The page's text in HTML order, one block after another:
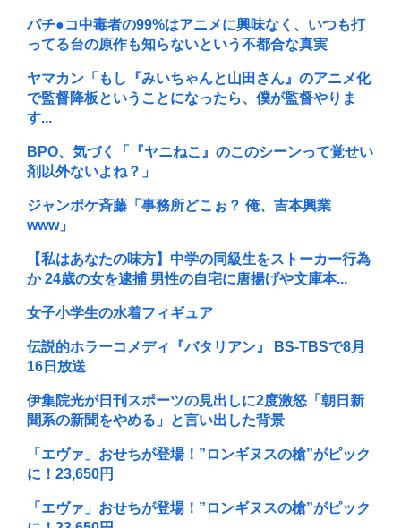
パチ●コ中毒者の99%はアニメに興味なく、いつも打
ってる台の原作も知らないという不都合な真実
ヤマカン「もし『みいちゃんと山田さん』のアニメ化
で監督降板ということになったら、僕が監督やりま
す...
BPO、気づく「『ヤニねこ』のこのシーンって覚せい
剤以外ないよね？」
ジャンポケ斉藤「事務所どこぉ？ 俺、吉本興業
www」
【私はあなたの味方】中学の同級生をストーカー行為
か 24歳の女を逮捕 男性の自宅に唐揚げや文庫本...
女子小学生の水着フィギュア
伝説的ホラーコメディ『バタリアン』 BS-TBSで8月
16日放送
伊集院光が日刊スポーツの見出しに2度激怒「朝日新
聞系の新聞をやめる」と言い出した背景
「エヴァ」おせちが登場！”ロンギヌスの槍”がピック
に！23,650円
「エヴァ」おせちが登場！”ロンギヌスの槍”がピック